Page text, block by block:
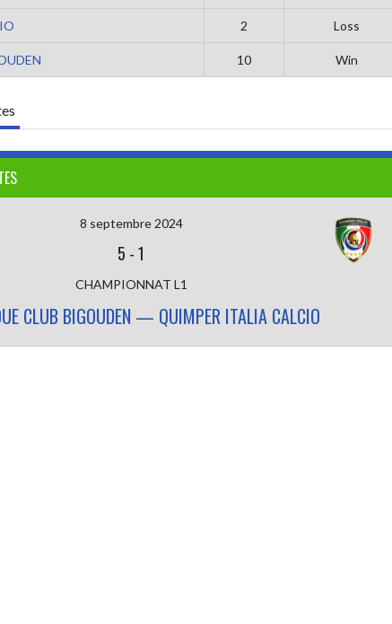
2 Loss
10 Win
8 septembre 2024
5 -1
CHAMPIONNAT L1
CLUB BIGOUDEN — QUIMPER ITALIA CALCIO